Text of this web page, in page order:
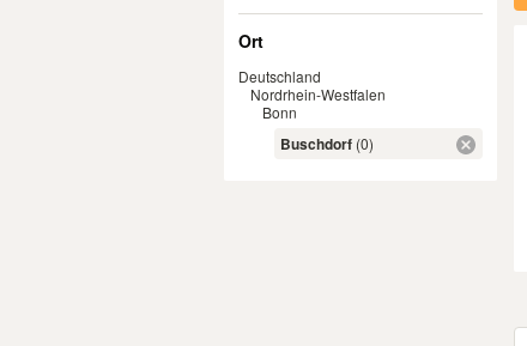
Ort
Deutschland
Nordrhein-Westfalen
Bonn
Buschdorf (0)